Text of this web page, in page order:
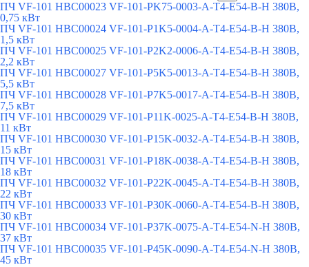
ПЧ VF-101 HBC00023 VF-101-PK75-0003-A-T4-E54-B-H 380В,
0,75 кВт
ПЧ VF-101 HBC00024 VF-101-P1K5-0004-A-T4-E54-B-H 380В,
1,5 кВт
ПЧ VF-101 HBC00025 VF-101-P2K2-0006-A-T4-E54-B-H 380В,
2,2 кВт
ПЧ VF-101 HBC00027 VF-101-P5K5-0013-A-T4-E54-B-H 380В,
5,5 кВт
ПЧ VF-101 HBC00028 VF-101-P7K5-0017-A-T4-E54-B-H 380В,
7,5 кВт
ПЧ VF-101 HBC00029 VF-101-P11K-0025-A-T4-E54-B-H 380В,
11 кВт
ПЧ VF-101 HBC00030 VF-101-P15K-0032-A-T4-E54-B-H 380В,
15 кВт
ПЧ VF-101 HBC00031 VF-101-P18K-0038-A-T4-E54-B-H 380В,
18 кВт
ПЧ VF-101 HBC00032 VF-101-P22K-0045-A-T4-E54-B-H 380В,
22 кВт
ПЧ VF-101 HBC00033 VF-101-P30K-0060-A-T4-E54-B-H 380В,
30 кВт
ПЧ VF-101 HBC00034 VF-101-P37K-0075-A-T4-E54-N-H 380В,
37 кВт
ПЧ VF-101 HBC00035 VF-101-P45K-0090-A-T4-E54-N-H 380В,
45 кВт